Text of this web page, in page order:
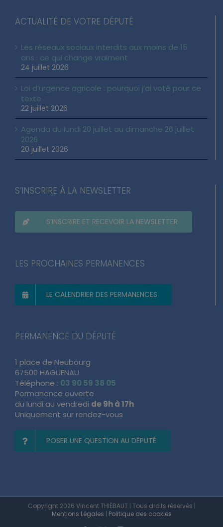
ACTUALITÉ DE VOTRE DÉPUTÉ
Les réseaux sociaux interdits aux moins de 15
ans : ce qui change vraiment
24 juillet 2026
Loi d’urgence agricole : pourquoi j’ai voté pour ce
texte
22 juillet 2026
Agenda du lundi 20 juillet au dimanche 26 juillet
2026
20 juillet 2026
S’INSCRIRE À LA NEWSLETTER
S’INSCRIRE ET RECEVOIR LA NEWSLETTER
LES PROCHAINES PERMANENCES
LE CALENDRIER DES PERMANENCES
PERMANENCE DU DÉPUTÉ
1 place de Neubourg
67500 HAGUENAU
Téléphone : 03 90 59 38 05
Permanence ouverte
du lundi au vendredi de 9h à 17h
Uniquement sur rendez-vous
POSER UNE QUESTION AU DÉPUTÉ
Copyright 2026 Vincent THIÉBAUT | Tous droits réservés |
Mentions Légales | Politique des cookies